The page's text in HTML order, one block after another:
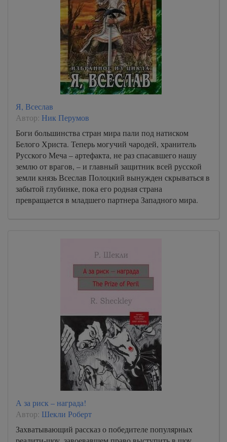
Я, Всеслав
Автор: Ник Перумов
Боги большинства стран мира пали под натиском
Белого Христа. Теперь могучий чародей, хранитель
Русского Меча – артефакта, не раз спасавшего нашу
землю от врагов, – и главный защитник всей русской
земли князь Всеслав Полоцкий вынужден скрываться в
забытой глубинке, пока его родная страна
превращается в младшего партнера Западного мира.
А за риск – награда!
Автор: Шекли Роберт
Захватывающий рассказ о победителе популярных